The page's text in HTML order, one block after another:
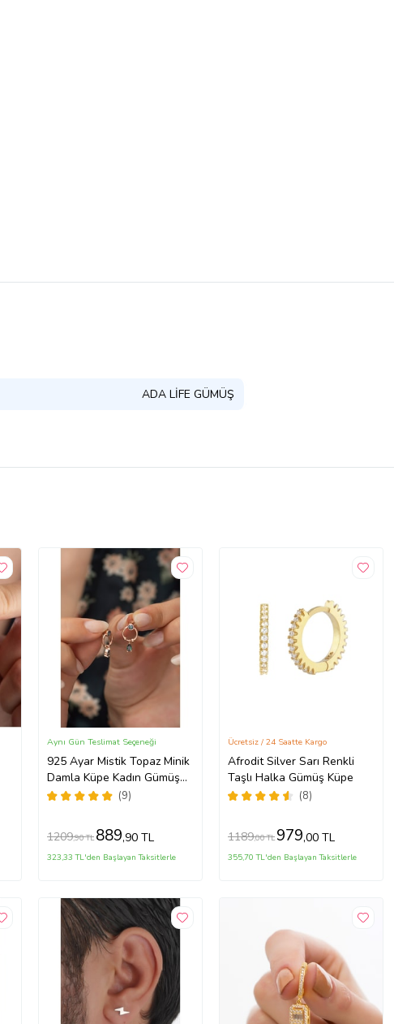
ADA LİFE GÜMÜŞ
925 Ayar Mistik Topaz Minik
Damla Küpe Kadın Gümüş
Küpe
(9)
Aynı Gün Teslimat Seçeneği
1209,90 TL 889,90 TL
323,33 TL'den Başlayan Taksitlerle
Afrodit Silver Sarı Renkli
Taşlı Halka Gümüş Küpe
(8)
Ücretsiz / 24 Saatte Kargo
1189,00 TL 979,00 TL
355,70 TL'den Başlayan Taksitlerle